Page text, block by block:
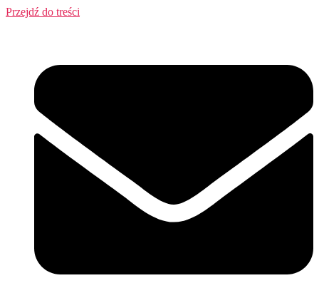
Przejdź do treści